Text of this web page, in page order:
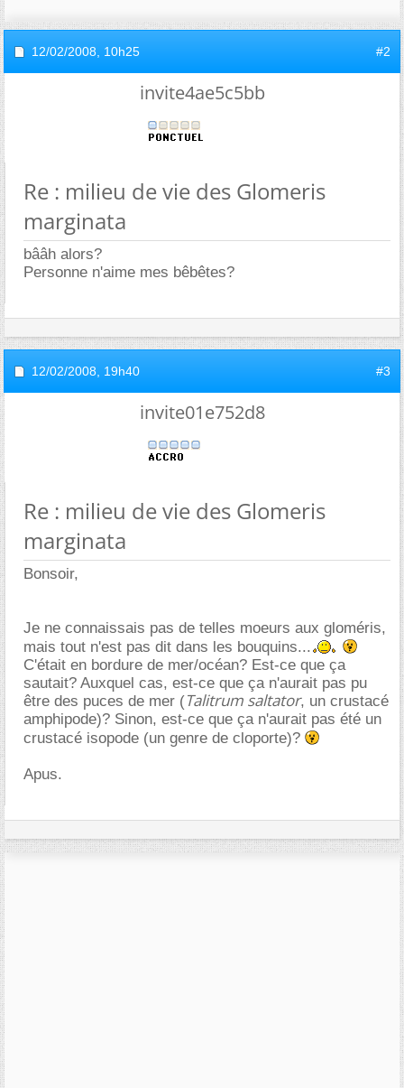
12/02/2008, 10h25 #2
invite4ae5c5bb
Re : milieu de vie des Glomeris
marginata
bââh alors?
Personne n'aime mes bêbêtes?
12/02/2008, 19h40 #3
invite01e752d8
Re : milieu de vie des Glomeris
marginata
Bonsoir,
Je ne connaissais pas de telles moeurs aux gloméris,
mais tout n'est pas dit dans les bouquins...
C'était en bordure de mer/océan? Est-ce que ça
sautait? Auxquel cas, est-ce que ça n'aurait pas pu
être des puces de mer (Talitrum saltator, un crustacé
amphipode)? Sinon, est-ce que ça n'aurait pas été un
crustacé isopode (un genre de cloporte)?
Apus.